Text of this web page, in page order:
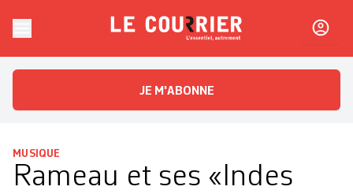
Le CourrierL'essentiel, autrement
JE M'ABONNE
MUSIQUE
Rameau et ses «Indes